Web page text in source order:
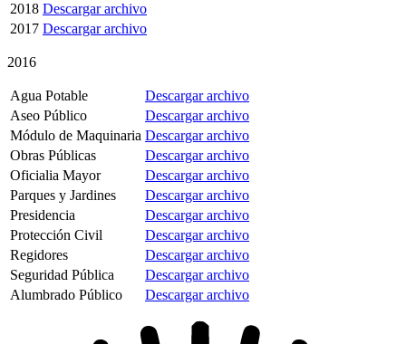
2018 Descargar archivo
2017 Descargar archivo
2016
Agua Potable
Descargar archivo
Aseo Público
Descargar archivo
Módulo de Maquinaria Descargar archivo
Obras Públicas
Descargar archivo
Oficialia Mayor
Descargar archivo
Parques y Jardines
Descargar archivo
Presidencia
Descargar archivo
Protección Civil
Descargar archivo
Regidores
Descargar archivo
Seguridad Pública
Descargar archivo
Alumbrado Público
Descargar archivo